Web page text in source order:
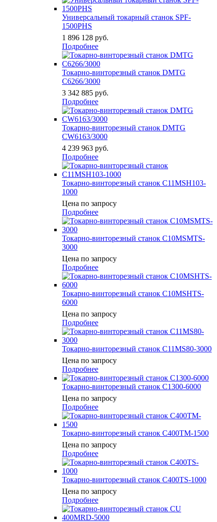
Универсальный токарный станок SPF-
1500PHS
1 896 128 руб.
Подробнее
Токарно-винторезный станок DMTG
C6266/3000
3 342 885 руб.
Подробнее
Токарно-винторезный станок DMTG
CW6163/3000
4 239 963 руб.
Подробнее
Токарно-винторезный станок C11MSН103-
1000
Цена по запросу
Подробнее
Токарно-винторезный станок C10MSМTS-
3000
Цена по запросу
Подробнее
Токарно-винторезный станок C10MSНTS-
6000
Цена по запросу
Подробнее
Токарно-винторезный станок C11MS80-3000
Цена по запросу
Подробнее
Токарно-винторезный станок C1300-6000
Цена по запросу
Подробнее
Токарно-винторезный станок C400TM-1500
Цена по запросу
Подробнее
Токарно-винторезный станок C400TS-1000
Цена по запросу
Подробнее